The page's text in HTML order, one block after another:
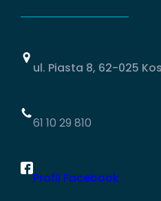
ul. Piasta 8, 62-025
61 10 29 810
Profil Facebook